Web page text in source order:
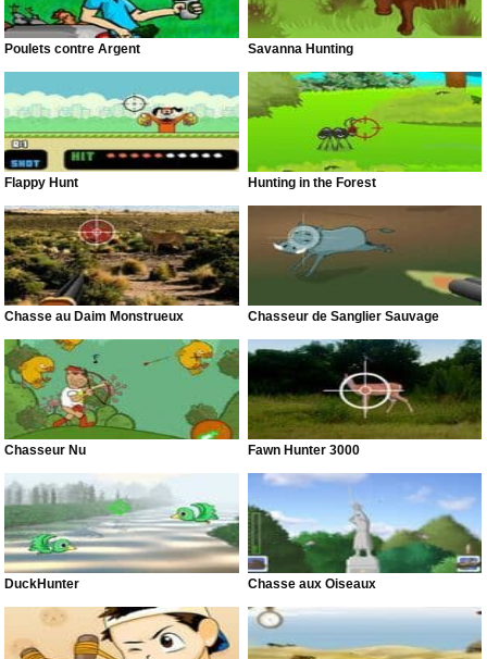
Poulets contre Argent Savanna Hunting
Flappy Hunt Hunting in the Forest
Chasse au Daim Monstrueux Chasseur de Sanglier Sauvage
Chasseur Nu Fawn Hunter 3000
DuckHunter Chasse aux Oiseaux